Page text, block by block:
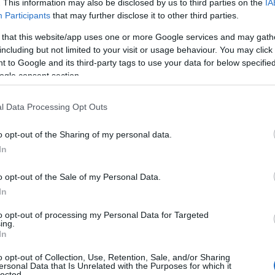
This information may also be disclosed by us to third parties on the
Participants that may further disclose it to other third parties.
that this website/app uses one or more Google services and may
but not limited to your visit or usage behaviour. You may
to Google and its third-party tags to use your data for below
consent section.
Data Processing Opt Outs
opt-out of the Sharing of my personal data.
opt-out of the Sale of my Personal Data.
opt-out of processing my Personal Data for Targeted
opt-out of Collection, Use, Retention, Sale, and/or Sharing
Data that Is Unrelated with the Purposes for which it
τελευταία φορά από το μνήμα του
να το αποχαιρετήσω…» παρακάλεσε,
νοιάζει τι θα απογίνει και τι θα πάθει, δεν
«Αν είχα χίλιες σφαίρες, χίλιες θα
και η 56χρονη σύζυγος του, η οποία
συνέργεια στην εκτέλεση του 21χρονου, θα
του Νικήτα